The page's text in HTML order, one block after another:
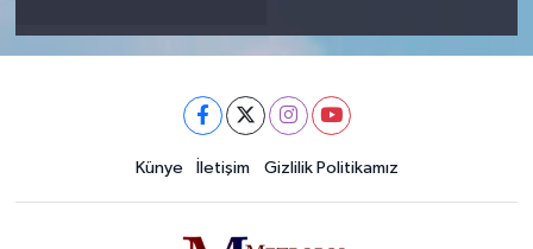
Künye İletişim Gizlilik Politikamız